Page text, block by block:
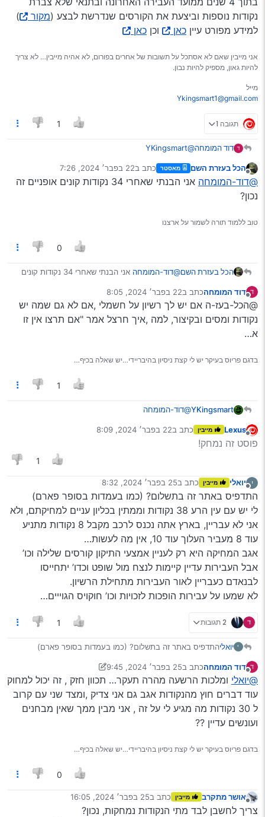
נקודות נוספות וביצעת את הקורסים שנדרשת לבצע (מקור
)
למידע מפורט עיין כאן וכן כאן
אני מייבין שאם לא אסתכל על תשובות של אחרים בפורום, לא אהיה מייבין… לא צריך
להיות גאון, מספיק להיות נבון.
מייל
Ykingsmart1@gmail.com
תגובה 1 1
דוד המומחה@YKingsmart
שאלות מכמה נקודות אתה בבעיה ומתי זה מתמחזר ??הכל בעזרת השם מאסטר כתב ב22 בפבר׳ 2024, 7:26
נערך לאחרונה על ידי
@דוד-המומחה
אני הבנתי שאחרי 34 נקודות קונים אופניים זה
נכון?
טוב ללמוד תורה לשמור על ארצנו
0
הכל בעזרת השם@דוד-המומחה
אני הבנתי שאחרי 34 נקודות קונים
מנותק
דוד המומחהכתב ב22 בפבר׳ 2024, 8:05
נערך לאחרונה על ידי
@הכל-בעז-ה אם יש לך רשיון על חשמלי ,אם לא גם שמה יש
נקודות ומסים ובקיצור, למה ,איך חרצל אמר "אם תרצו אין זו
א…
בדגם פריוס בעיקר יש לי קצת ניסיון בהיבריידי…יש שאלה בכיף…
1
YKingsmart@דוד-המומחה
הנקודות יימחקו בתוך 4 שנים ממועד העבירה האחרונה
ובתנאי שלא צברת נקודות נוספות וביצעת את הקורסים
שנדרשת לבצע ( מקור
למידע מפורט עייןכאןוכן כאן
Lexus מייבין כתב ב22 בפבר׳ 2024, 8:09
נערך לאחרונה על ידי
פוסט זה נמחק!
1
י יואלי מייבין כתב ב25 בפבר׳ 2024, 8:32
נערך לאחרונה על ידי
התדפיס באתר זה בתשלום? (כמו בעמדות בסופר פארם)
לי יש עם עין הרע 38 נקודות וממתין בכליון עניים למחיקתם, ולא
אני לא עבריין, בארץ אתה נכנס לרכב מקבל 8 נקודות מתניע
עוד 8 מעביר העלוך עוד 10, אין מה לעשות…
אגב המחיקה היא רק לעניין אמצעי התיקון קורסים שלילה וכו’
אבל העבירות עדיין קיימות לנצח מול שופט וכדו’ יתחייסו
לבנאדם כעבריין לאור העבירות מתחילת הרשיון.
לא שמעו על עבירות הופכות לזכויות וכו’ חוקויס הגוייים…
2 תגובות 1
י יואליהתדפיס באתר זה בתשלום? (כמו בעמדות בסופר פארם)
8 מעביר העלוך עוד 10, אין מה לעשות…
אגב המחיקה היא רק לעניין אמצעי התיקון קורסים שלילה וכו’
אבל העבירות עדיין קיימות לנצח מול שופט וכדו’ יתחייסו לבנאדם
כעבריין לאור העבירות מתחילת הרשיון.
לא שמעו על עבירות הופכות לזכויות וכו’ חוקויס הגוייים…
מנותק
דוד המומחהכתב ב25 בפבר׳ 2024, 9:45
נערך לאחרונה על ידי דוד המומחה
@יואלי ומלכות הרשעה מהרה תעקר… תכוון חזק , זה יכול למחוק
עוד דברים חוץ מהנקודות אגב גם אני צדיק ,ומצד שני עם קרוב
ל 30 נקודות מה מגיע לי על זה , אני מבין ממך שאין מבחנים
ועונשים עדיין ??
בדגם פריוס בעיקר יש לי קצת ניסיון בהיבריידי…יש שאלה בכיף…
0
מנותק
אושר מתקרב מייבין כתב ב25 בפבר׳ 2024, 16:05
נערך לאחרונה על ידי
צריך לחשבן לבד מתי הנקודות נמחקות, נכון?